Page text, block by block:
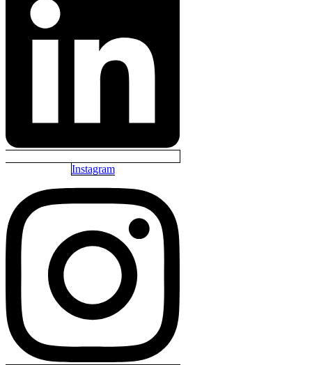
Instagram